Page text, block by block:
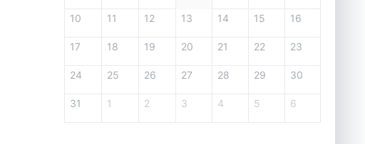
10 11 12 13 14 15 16
17 18 19 20 21 22 23
24 25 26 27 28 29 30
31 1 2 3 4 5 6